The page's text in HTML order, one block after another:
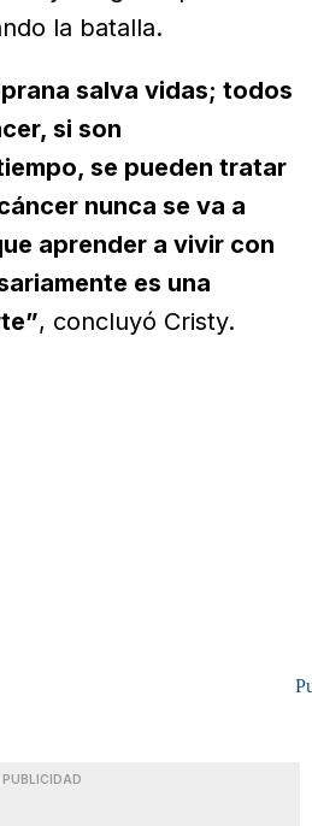
la batalla.
salva vidas; todos
si son
se pueden tratar
nunca se va a
aprender a vivir con
es una
, concluyó Cristy.
PUBLICIDAD